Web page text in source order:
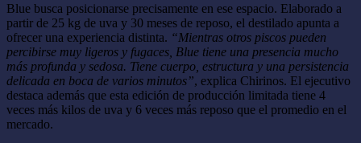
Blue busca posicionarse precisamente en ese espacio. Elaborado a
partir de 25 kg de uva y 30 meses de reposo, el destilado apunta a
ofrecer una experiencia distinta. “Mientras otros piscos pueden
percibirse muy ligeros y fugaces, Blue tiene una presencia mucho
más profunda y sedosa. Tiene cuerpo, estructura y una persistencia
delicada en boca de varios minutos”, explica Chirinos. El ejecutivo
destaca además que esta edición de producción limitada tiene 4
veces más kilos de uva y 6 veces más reposo que el promedio en el
mercado.